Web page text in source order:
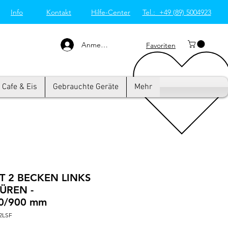
Info Kontakt Hilfe-Center Tel.: +49 (89) 5004923
von Westend-Elektro
Anmelden Favoriten
Cafe & Eis Gebrauchte Geräte Mehr
2 BECKEN LINKS
-
900 mm